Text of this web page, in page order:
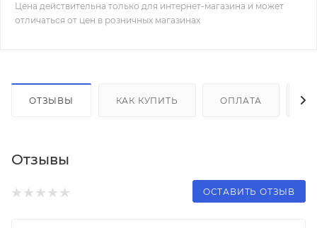
Цена действительна только для интернет-магазина и может
отличаться от цен в розничных магазинах
ОТЗЫВЫ КАК КУПИТЬ ОПЛАТА
Отзывы
ОСТАВИТЬ ОТЗЫВ